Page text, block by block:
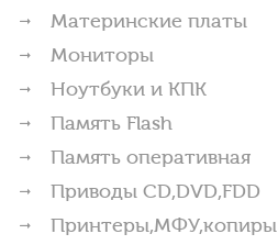
Материнские платы
Мониторы
Ноутбуки и КПК
Память Flash
Память оперативная
Приводы CD,DVD,FDD
Принтеры,МФУ,копиры